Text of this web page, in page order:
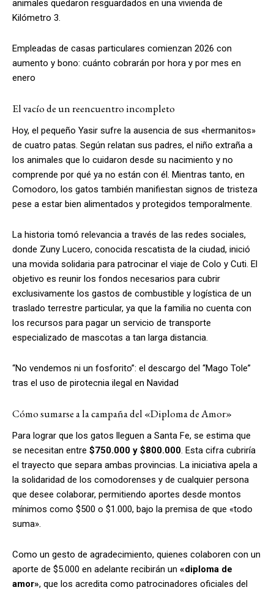
animales quedaron resguardados en una vivienda de
Kilómetro 3.
Empleadas de casas particulares comienzan 2026 con
aumento y bono: cuánto cobrarán por hora y por mes en
enero
El vacío de un reencuentro incompleto
Hoy, el pequeño Yasir sufre la ausencia de sus «hermanitos»
de cuatro patas. Según relatan sus padres, el niño extraña a
los animales que lo cuidaron desde su nacimiento y no
comprende por qué ya no están con él. Mientras tanto, en
Comodoro, los gatos también manifiestan signos de tristeza
pese a estar bien alimentados y protegidos temporalmente.
La historia tomó relevancia a través de las redes sociales,
donde Zuny Lucero, conocida rescatista de la ciudad, inició
una movida solidaria para patrocinar el viaje de Colo y Cuti. El
objetivo es reunir los fondos necesarios para cubrir
exclusivamente los gastos de combustible y logística de un
traslado terrestre particular, ya que la familia no cuenta con
los recursos para pagar un servicio de transporte
especializado de mascotas a tan larga distancia.
“No vendemos ni un fosforito”: el descargo del “Mago Tole”
tras el uso de pirotecnia ilegal en Navidad
Cómo sumarse a la campaña del «Diploma de Amor»
Para lograr que los gatos lleguen a Santa Fe, se estima que
se necesitan entre $750.000 y $800.000. Esta cifra cubriría
el trayecto que separa ambas provincias. La iniciativa apela a
la solidaridad de los comodorenses y de cualquier persona
que desee colaborar, permitiendo aportes desde montos
mínimos como $500 o $1.000, bajo la premisa de que «todo
suma».
Como un gesto de agradecimiento, quienes colaboren con un
aporte de $5.000 en adelante recibirán un «diploma de
amor», que los acredita como patrocinadores oficiales del